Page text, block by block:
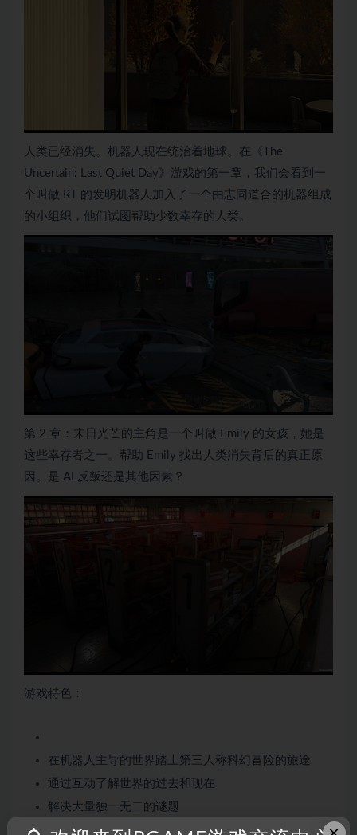
人类已经消失。机器人现在统治着地球。在《The
Uncertain: Last Quiet Day》游戏的第一章，我们会看到一
个叫做 RT 的发明机器人加入了一个由志同道合的机器组成
的小组织，他们试图帮助少数幸存的人类。
第 2 章：末日光芒的主角是一个叫做 Emily 的女孩，她是
这些幸存者之一。帮助 Emily 找出人类消失背后的真正原
因。是 AI 反叛还是其他因素？
游戏特色：
在机器人主导的世界踏上第三人称科幻冒险的旅途
通过互动了解世界的过去和现在
解决大量独一无二的谜题
作出驱动情节的决定